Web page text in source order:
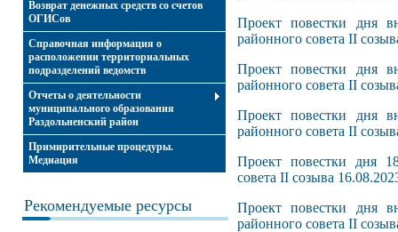
Возврат денежных средств со счетов
ОГИСов
Справочная информация о
расположении территориальных
подразделений ведомств
Отчеты о деятельности
муниципального образования
Раздольненский район
Примирительные процедуры.
Медиация
Рекомендуемые ресурсы
Проект повестки дня
районного совета II
Проект повестки дня
районного совета II
Проект повестки дня
районного совета II
Проект повестки дня
совета II созыва
Проект повестки дня
районного совета II